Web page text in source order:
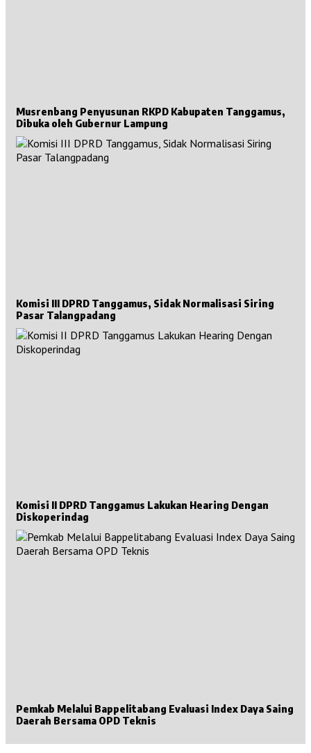
Musrenbang Penyusunan RKPD Kabupaten Tanggamus,
Dibuka oleh Gubernur Lampung
Komisi III DPRD Tanggamus, Sidak Normalisasi Siring
Pasar Talangpadang
Komisi II DPRD Tanggamus Lakukan Hearing Dengan
Diskoperindag
Pemkab Melalui Bappelitabang Evaluasi Index Daya Saing
Daerah Bersama OPD Teknis